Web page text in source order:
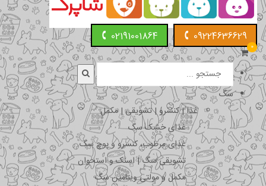
09224636629
02191001864
0
سگ
غذا | کنسرو | تشویقی | مکمل
غذای خشک سگ
غذای مرطوب، کنسرو و پوچ سگ
تشویقی سگ | اسنک و استخوان
مکمل و مولتی ویتامین سگ